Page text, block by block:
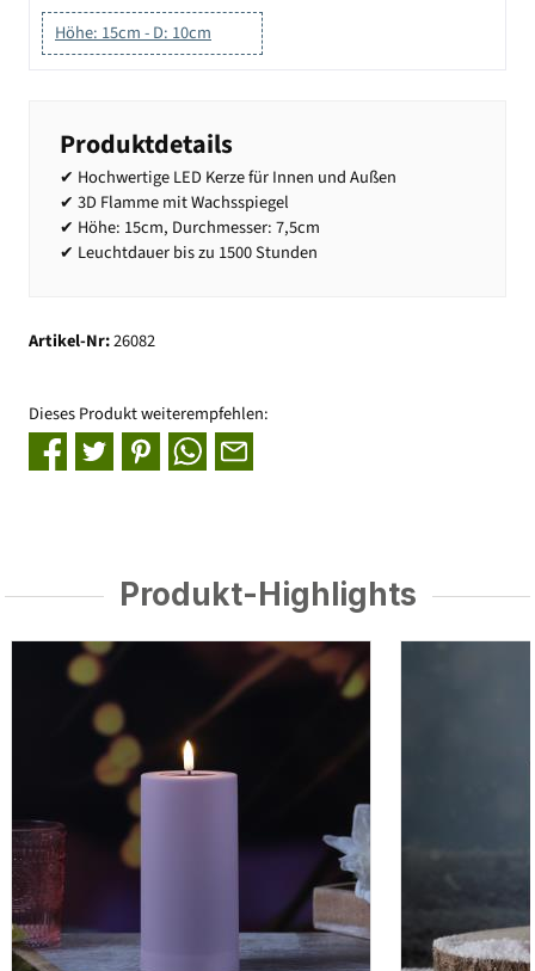
Höhe: 15cm - D: 10cm
Produktdetails
✔ Hochwertige LED Kerze für Innen und Außen
✔ 3D Flamme mit Wachsspiegel
✔ Höhe: 15cm, Durchmesser: 7,5cm
✔ Leuchtdauer bis zu 1500 Stunden
Artikel-Nr:26082
Dieses Produkt weiterempfehlen:
Produkt-Highlights